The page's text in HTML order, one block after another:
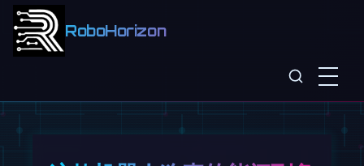
RoboHorizon